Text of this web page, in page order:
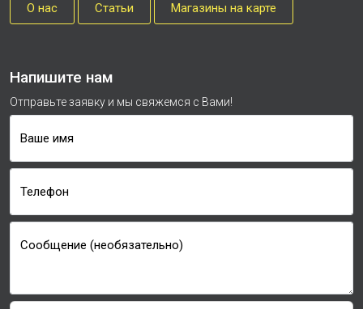
О нас Cтатьи Магазины на карте
Напишите нам
Отправьте заявку и мы свяжемся с Вами!
Ваше имя
Телефон
Сообщение (необязательно)